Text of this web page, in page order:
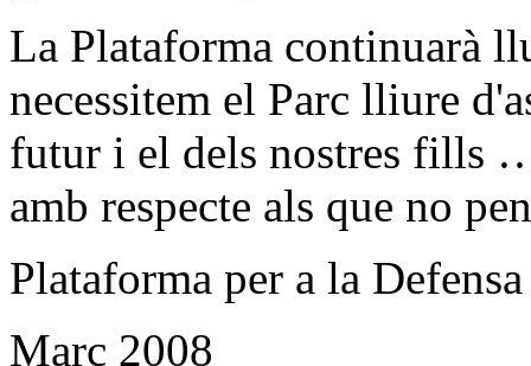
La Plataforma continuarà
necessitem el Parc lliure
futur i el dels nostres fills
amb respecte als que no
Plataforma per a la
Març 2008